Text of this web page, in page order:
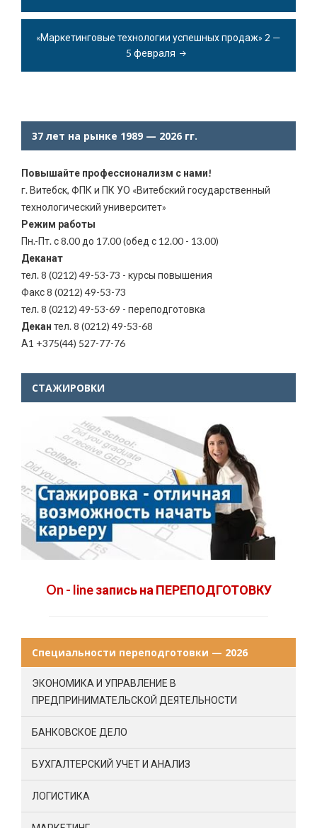
«Маркетинговые технологии успешных продаж» 2 —
5 февраля
37 лет на рынке 1989 — 2026 гг.
Повышайте профессионализм с нами!
г. Витебск, ФПК и ПК УО «Витебский государственный
технологический университет»
Режим работы
Пн.-Пт. с 8.00 до 17.00 (обед с 12.00 - 13.00)
Деканат
тел. 8 (0212) 49-53-73 - курсы повышения
Факс 8 (0212) 49-53-73
тел. 8 (0212) 49-53-69 - переподготовка
Декан тел. 8 (0212) 49-53-68
А1 +375(44) 527-77-76
СТАЖИРОВКИ
On - line запись на ПЕРЕПОДГОТОВКУ
Специальности переподготовки — 2026
ЭКОНОМИКА И УПРАВЛЕНИЕ В
ПРЕДПРИНИМАТЕЛЬСКОЙ ДЕЯТЕЛЬНОСТИ
БАНКОВСКОЕ ДЕЛО
БУХГАЛТЕРСКИЙ УЧЕТ И АНАЛИЗ
ЛОГИСТИКА